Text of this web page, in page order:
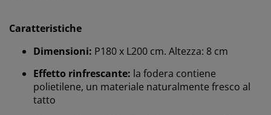
Caratteristiche
Dimensioni: P180 x L200 cm. Altezza: 8 cm
Effetto rinfrescante: la fodera contiene
polietilene, un materiale naturalmente fresco al
tatto
Noi di JYSK utilizziamo cookie e identificatori mobili per
nostro sito web. I cookie raccolgono informazioni su di
te per garantire funzionalità, statistiche e marketing
pertinente.